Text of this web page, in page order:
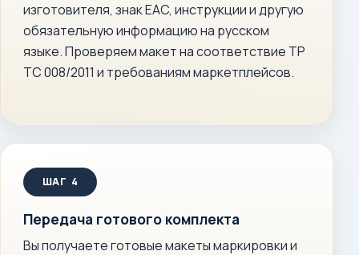
изготовителя, знак EAC, инструкции и другую
обязательную информацию на русском
языке. Проверяем макет на соответствие ТР
ТС 008/2011 и требованиям маркетплейсов.
Передача готового комплекта
Вы получаете готовые макеты маркировки и